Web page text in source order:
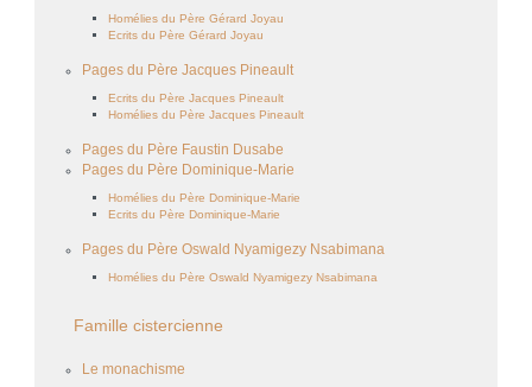
Homélies du Père Gérard Joyau
Ecrits du Père Gérard Joyau
Pages du Père Jacques Pineault
Ecrits du Père Jacques Pineault
Homélies du Père Jacques Pineault
Pages du Père Faustin Dusabe
Pages du Père Dominique-Marie
Homélies du Père Dominique-Marie
Ecrits du Père Dominique-Marie
Pages du Père Oswald Nyamigezy Nsabimana
Homélies du Père Oswald Nyamigezy Nsabimana
Famille cistercienne
Le monachisme